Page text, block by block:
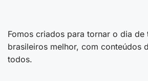
Fomos criados para tornar o dia de
brasileiros melhor, com conteúdos
todos.